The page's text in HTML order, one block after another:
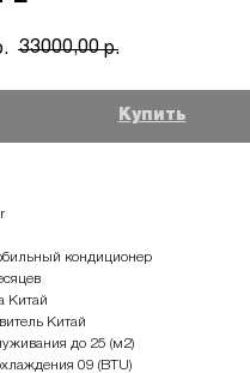
33000,00 р.
Купить
кондиционер
Китай
Китай
до 25 (м2)
09 (BTU)